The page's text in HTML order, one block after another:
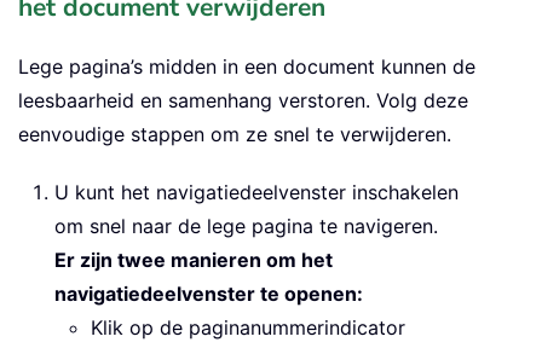
het document verwijderen
Lege pagina’s midden in een document kunnen de
leesbaarheid en samenhang verstoren. Volg deze
eenvoudige stappen om ze snel te verwijderen.
U kunt het navigatiedeelvenster inschakelen
om snel naar de lege pagina te navigeren.
Er zijn twee manieren om het
navigatiedeelvenster te openen:
Klik op de paginanummerindicator